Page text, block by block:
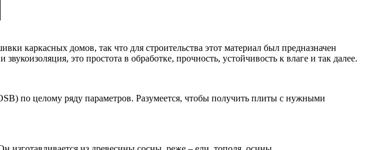
каркасных домов, так что для строительства этот материал был предназначен
это простота в обработке, прочность, устойчивость к влаге и так далее.
по целому ряду параметров. Разумеется, чтобы получить плиты с нужными